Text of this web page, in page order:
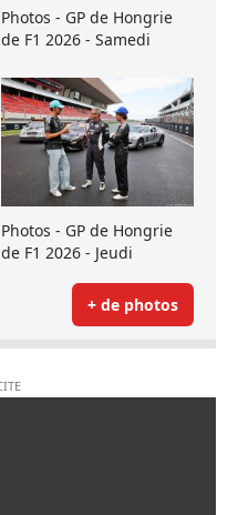
Photos - GP de Hongrie
de F1 2026 - Samedi
Photos - GP de Hongrie
de F1 2026 - Jeudi
+ de photos